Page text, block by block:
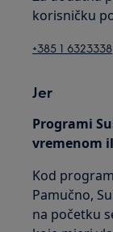
korisničku
+385 1 6323338
Jer
Programi
vremenom
Kod
Pamučno,
na početku